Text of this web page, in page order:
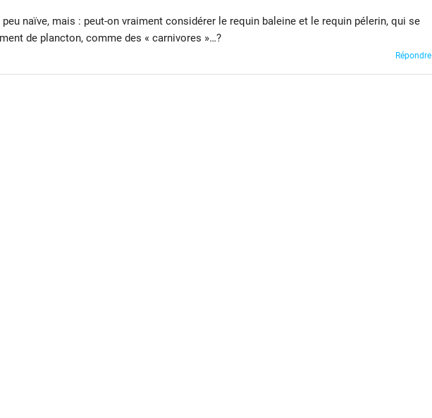
naïve, mais : peut-on vraiment considérer le requin baleine et le requin pélerin, qui se
de plancton, comme des « carnivores »…?
Répondre